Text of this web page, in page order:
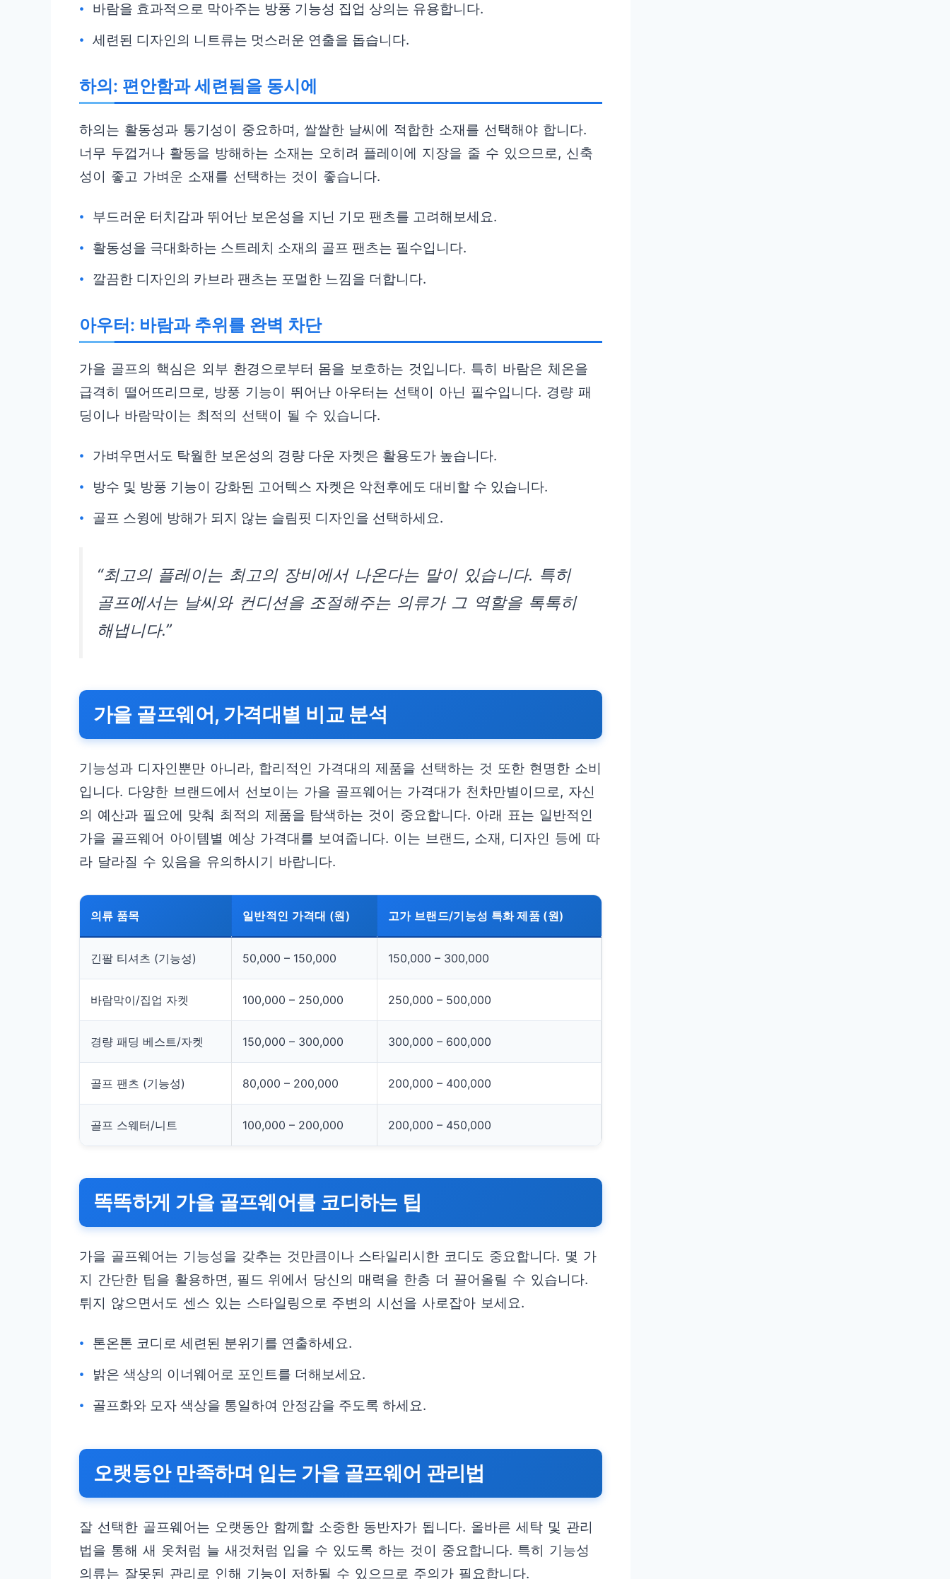
바람을 효과적으로 막아주는 방풍 기능성 집업 상의는 유용합니다.
세련된 디자인의 니트류는 멋스러운 연출을 돕습니다.
하의: 편안함과 세련됨을 동시에
하의는 활동성과 통기성이 중요하며, 쌀쌀한 날씨에 적합한 소재를 선택해야 합니다.
너무 두껍거나 활동을 방해하는 소재는 오히려 플레이에 지장을 줄 수 있으므로, 신축
성이 좋고 가벼운 소재를 선택하는 것이 좋습니다.
부드러운 터치감과 뛰어난 보온성을 지닌 기모 팬츠를 고려해보세요.
활동성을 극대화하는 스트레치 소재의 골프 팬츠는 필수입니다.
깔끔한 디자인의 카브라 팬츠는 포멀한 느낌을 더합니다.
아우터: 바람과 추위를 완벽 차단
가을 골프의 핵심은 외부 환경으로부터 몸을 보호하는 것입니다. 특히 바람은 체온을
급격히 떨어뜨리므로, 방풍 기능이 뛰어난 아우터는 선택이 아닌 필수입니다. 경량 패
딩이나 바람막이는 최적의 선택이 될 수 있습니다.
가벼우면서도 탁월한 보온성의 경량 다운 자켓은 활용도가 높습니다.
방수 및 방풍 기능이 강화된 고어텍스 자켓은 악천후에도 대비할 수 있습니다.
골프 스윙에 방해가 되지 않는 슬림핏 디자인을 선택하세요.
“최고의 플레이는 최고의 장비에서 나온다는 말이 있습니다. 특히
골프에서는 날씨와 컨디션을 조절해주는 의류가 그 역할을 톡톡히
해냅니다.”
가을 골프웨어, 가격대별 비교 분석
기능성과 디자인뿐만 아니라, 합리적인 가격대의 제품을 선택하는 것 또한 현명한 소비
입니다. 다양한 브랜드에서 선보이는 가을 골프웨어는 가격대가 천차만별이므로, 자신
의 예산과 필요에 맞춰 최적의 제품을 탐색하는 것이 중요합니다. 아래 표는 일반적인
가을 골프웨어 아이템별 예상 가격대를 보여줍니다. 이는 브랜드, 소재, 디자인 등에 따
라 달라질 수 있음을 유의하시기 바랍니다.
의류 품목 일반적인 가격대 (원) 고가 브랜드/기능성 특화 제품 (원)
긴팔 티셔츠 (기능성) 50,000 – 150,000 150,000 – 300,000
바람막이/집업 자켓 100,000 – 250,000 250,000 – 500,000
경량 패딩 베스트/자켓 150,000 – 300,000 300,000 – 600,000
골프 팬츠 (기능성) 80,000 – 200,000 200,000 – 400,000
골프 스웨터/니트 100,000 – 200,000 200,000 – 450,000
똑똑하게 가을 골프웨어를 코디하는 팁
가을 골프웨어는 기능성을 갖추는 것만큼이나 스타일리시한 코디도 중요합니다. 몇 가
지 간단한 팁을 활용하면, 필드 위에서 당신의 매력을 한층 더 끌어올릴 수 있습니다.
튀지 않으면서도 센스 있는 스타일링으로 주변의 시선을 사로잡아 보세요.
톤온톤 코디로 세련된 분위기를 연출하세요.
밝은 색상의 이너웨어로 포인트를 더해보세요.
골프화와 모자 색상을 통일하여 안정감을 주도록 하세요.
오랫동안 만족하며 입는 가을 골프웨어 관리법
잘 선택한 골프웨어는 오랫동안 함께할 소중한 동반자가 됩니다. 올바른 세탁 및 관리
법을 통해 새 옷처럼 늘 새것처럼 입을 수 있도록 하는 것이 중요합니다. 특히 기능성
의류는 잘못된 관리로 인해 기능이 저하될 수 있으므로 주의가 필요합니다.